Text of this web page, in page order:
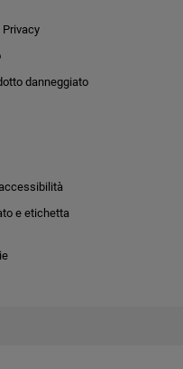
danneggiato
e etichetta